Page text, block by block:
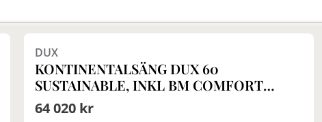
Finns i fler val (9)
DUX
KONTINENTALSÄNG DUX 60
SUSTAINABLE, INKL BM COMFORT
MEDIUM
64 020 kr